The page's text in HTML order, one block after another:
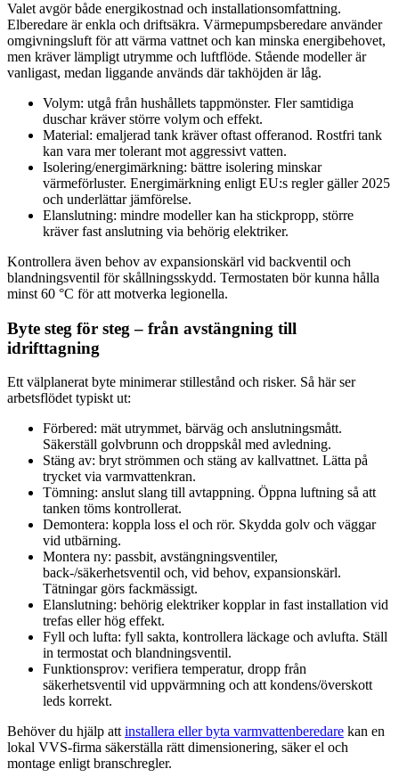
Valet avgör både energikostnad och installationsomfattning.
Elberedare är enkla och driftsäkra. Värmepumpsberedare använder
omgivningsluft för att värma vattnet och kan minska energibehovet,
men kräver lämpligt utrymme och luftflöde. Stående modeller är
vanligast, medan liggande används där takhöjden är låg.
Volym: utgå från hushållets tappmönster. Fler samtidiga
duschar kräver större volym och effekt.
Material: emaljerad tank kräver oftast offeranod. Rostfri tank
kan vara mer tolerant mot aggressivt vatten.
Isolering/energimärkning: bättre isolering minskar
värmeförluster. Energimärkning enligt EU:s regler gäller 2025
och underlättar jämförelse.
Elanslutning: mindre modeller kan ha stickpropp, större
kräver fast anslutning via behörig elektriker.
Kontrollera även behov av expansionskärl vid backventil och
blandningsventil för skållningsskydd. Termostaten bör kunna hålla
minst 60 °C för att motverka legionella.
Byte steg för steg – från avstängning till
idrifttagning
Ett välplanerat byte minimerar stillestånd och risker. Så här ser
arbetsflödet typiskt ut:
Förbered: mät utrymmet, bärväg och anslutningsmått.
Säkerställ golvbrunn och droppskål med avledning.
Stäng av: bryt strömmen och stäng av kallvattnet. Lätta på
trycket via varmvattenkran.
Tömning: anslut slang till avtappning. Öppna luftning så att
tanken töms kontrollerat.
Demontera: koppla loss el och rör. Skydda golv och väggar
vid utbärning.
Montera ny: passbit, avstängningsventiler,
back-/säkerhetsventil och, vid behov, expansionskärl.
Tätningar görs fackmässigt.
Elanslutning: behörig elektriker kopplar in fast installation vid
trefas eller hög effekt.
Fyll och lufta: fyll sakta, kontrollera läckage och avlufta. Ställ
in termostat och blandningsventil.
Funktionsprov: verifiera temperatur, dropp från
säkerhetsventil vid uppvärmning och att kondens/överskott
leds korrekt.
Behöver du hjälp attinstallera eller byta varmvattenberedare kan en
lokal VVS-firma säkerställa rätt dimensionering, säker el och
montage enligt branschregler.